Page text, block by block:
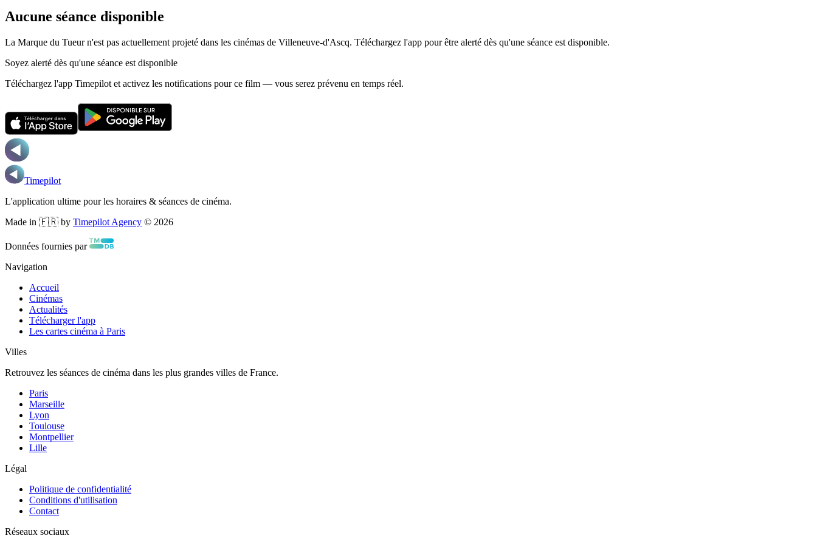
Aucune séance disponible
La Marque du Tueur n'est pas actuellement projeté dans les cinémas de Villeneuve-d'Ascq. Téléchargez l'app pour être alerté dès qu'une séance est disponible.
Soyez alerté dès qu'une séance est disponible
Téléchargez l'app Timepilot et activez les notifications pour ce film — vous serez prévenu en temps réel.
Timepilot
L'application ultime pour les horaires & séances de cinéma.
Made in 🇫🇷 by Timepilot Agency © 2026
Données fournies par
Navigation
Accueil
Cinémas
Actualités
Télécharger l'app
Les cartes cinéma à Paris
Villes
Retrouvez les séances de cinéma dans les plus grandes villes de France.
Paris
Marseille
Lyon
Toulouse
Montpellier
Lille
Légal
Politique de confidentialité
Conditions d'utilisation
Contact
Réseaux sociaux